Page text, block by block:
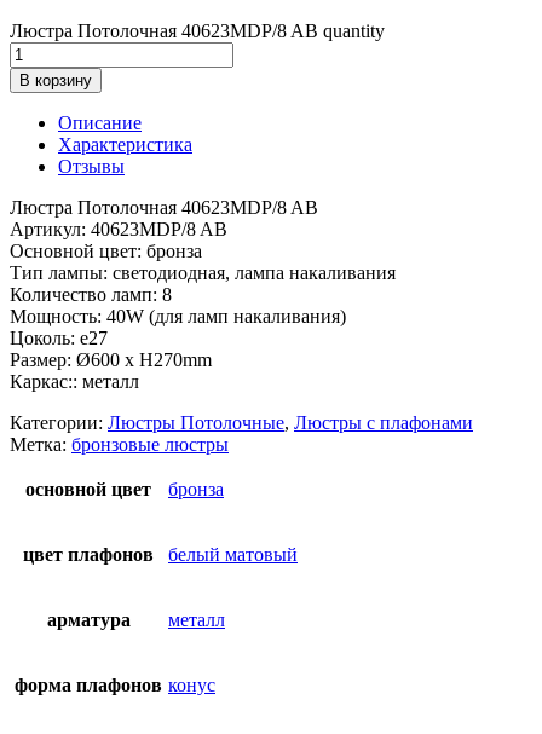
Люстра Потолочная 40623MDP/8 AB quantity
В корзину
Описание
Характеристика
Отзывы
Люстра Потолочная 40623MDP/8 AB
Артикул: 40623MDP/8 AB
Основной цвет: бронза
Тип лампы: светодиодная, лампа накаливания
Количество ламп: 8
Мощность: 40W (для ламп накаливания)
Цоколь: e27
Размер: Ø600 x H270mm
Каркас:: металл
Категории: Люстры Потолочные, Люстры с плафонами
Метка: бронзовые люстры
основной цвет бронза
цвет плафонов белый матовый
арматура металл
форма плафонов конус